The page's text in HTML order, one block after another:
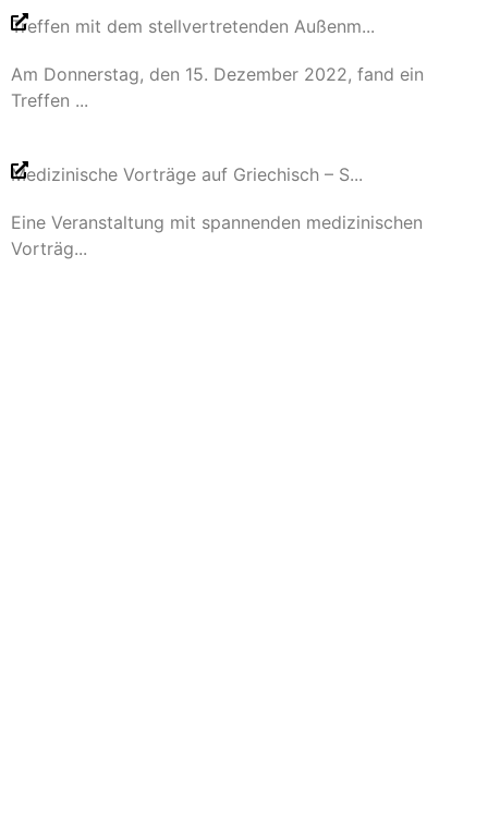
Treffen mit dem stellvertretenden Außenm...
Am Donnerstag, den 15. Dezember 2022, fand ein
Treffen ...
Medizinische Vorträge auf Griechisch – S...
Eine Veranstaltung mit spannenden medizinischen
Vorträg...